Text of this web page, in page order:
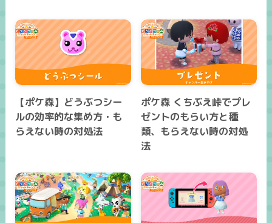
【ポケ森】どうぶつシー
ルの効率的な集め方・も
らえない時の対処法
ポケ森 くちぶえ峠でプレ
ゼントのもらい方と種
類、もらえない時の対処
法